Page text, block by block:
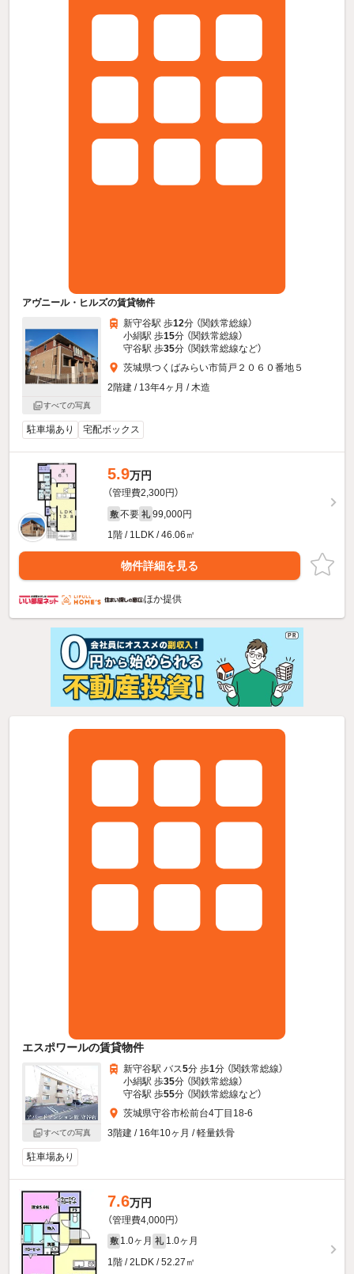
アヴニール・ヒルズの賃貸物件
すべての写真
新守谷駅 歩12分 （関鉄常総線）
小絹駅 歩15分 （関鉄常総線）
守谷駅 歩35分 （関鉄常総線など）
茨城県つくばみらい市筒戸２０６０番地５
2階建 / 13年4ヶ月 / 木造
駐車場あり 宅配ボックス
5.9万円
（管理費2,300円）
敷 不要 礼 99,000円
1階 / 1LDK / 46.06㎡
物件詳細を見る
ほか提供
エスポワールの賃貸物件
すべての写真
新守谷駅 バス5分 歩1分 （関鉄常総線）
小絹駅 歩35分 （関鉄常総線）
守谷駅 歩55分 （関鉄常総線など）
茨城県守谷市松前台4丁目18-6
3階建 / 16年10ヶ月 / 軽量鉄骨
駐車場あり
7.6万円
（管理費4,000円）
敷 1.0ヶ月 礼 1.0ヶ月
1階 / 2LDK / 52.27㎡